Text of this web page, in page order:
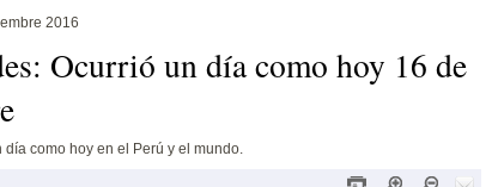
2016
Ocurrió un día como hoy 16 de
día como hoy en el Perú y el mundo.